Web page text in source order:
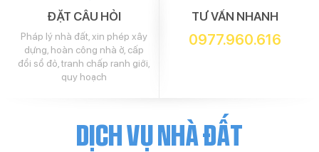
ĐẶT CÂU HỎI
Pháp lý nhà đất, xin phép xây
dựng, hoàn công nhà ở, cấp
đổi sổ đỏ, tranh chấp ranh giới,
quy hoạch
TƯ VẤN NHANH
0977.960.616
Dịch vụ nhà đất